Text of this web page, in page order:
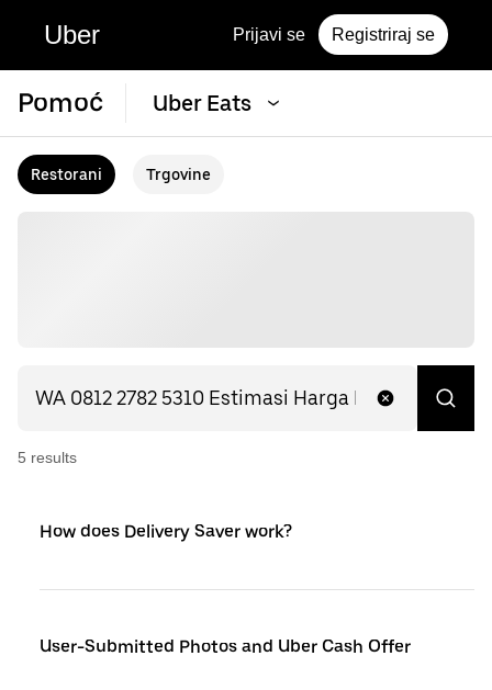
Uber Prijavi se Registriraj se
Pomoć Uber Eats
Restorani Trgovine
5 results
How does Delivery Saver work?
User-Submitted Photos and Uber Cash Offer